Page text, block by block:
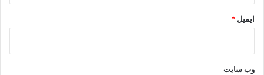
ایمیل *
وب‌ سایت